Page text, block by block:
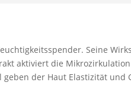
Seine
aktiviert die
geben der Haut Elastizität und